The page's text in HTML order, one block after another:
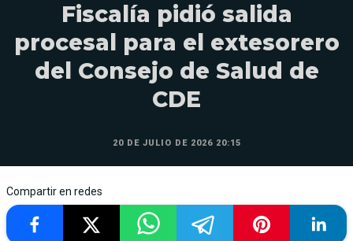
Fiscalía pidió salida
procesal para el extesorero
del Consejo de Salud de
CDE
20 DE JULIO DE 2026 20:15
Compartir en redes